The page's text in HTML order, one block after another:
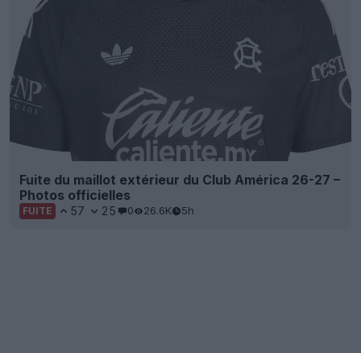
Fuite du maillot extérieur du Club América 26-27 –
Photos officielles
FUITE 57 25 0 26.6K 5h